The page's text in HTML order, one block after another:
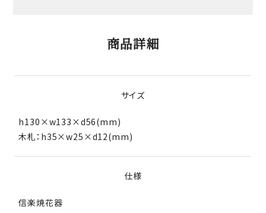
商品詳細
サイズ
h130×w133×d56(mm)
木札：h35×w25×d12(mm)
仕様
信楽焼花器